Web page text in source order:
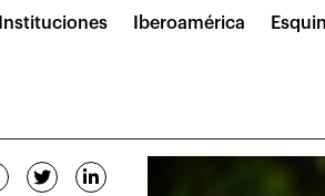
Instituciones Iberoamérica